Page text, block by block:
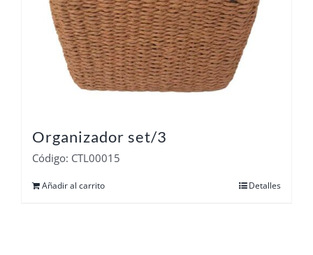
Organizador set/3
Código: CTL00015
Añadir al carrito Detalles